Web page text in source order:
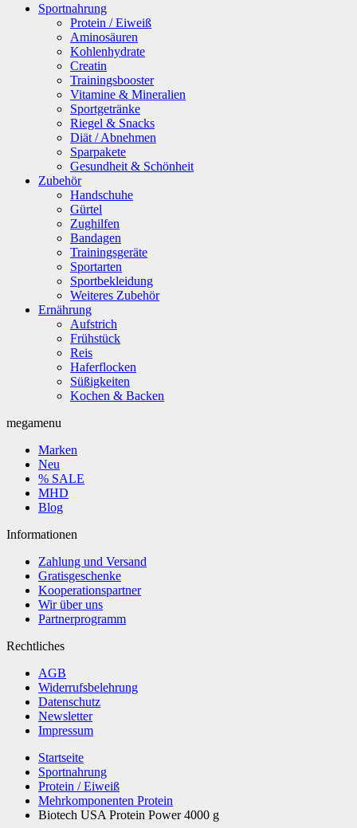
Sportnahrung
Protein / Eiweiß
Aminosäuren
Kohlenhydrate
Creatin
Trainingsbooster
Vitamine & Mineralien
Sportgetränke
Riegel & Snacks
Diät / Abnehmen
Sparpakete
Gesundheit & Schönheit
Zubehör
Handschuhe
Gürtel
Zughilfen
Bandagen
Trainingsgeräte
Sportarten
Sportbekleidung
Weiteres Zubehör
Ernährung
Aufstrich
Frühstück
Reis
Haferflocken
Süßigkeiten
Kochen & Backen
megamenu
Marken
Neu
% SALE
MHD
Blog
Informationen
Zahlung und Versand
Gratisgeschenke
Kooperationspartner
Wir über uns
Partnerprogramm
Rechtliches
AGB
Widerrufsbelehrung
Datenschutz
Newsletter
Impressum
Startseite
Sportnahrung
Protein / Eiweiß
Mehrkomponenten Protein
Biotech USA Protein Power 4000 g